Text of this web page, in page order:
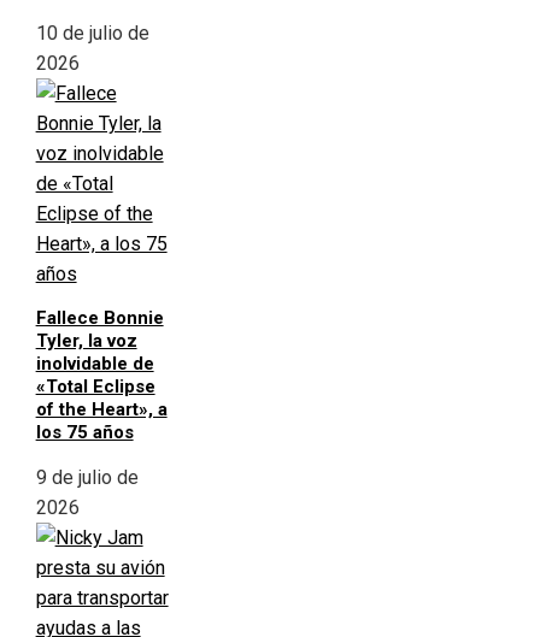
10 de julio de
2026
Fallece Bonnie
Tyler, la voz
inolvidable de
«Total Eclipse
of the Heart», a
los 75 años
9 de julio de
2026